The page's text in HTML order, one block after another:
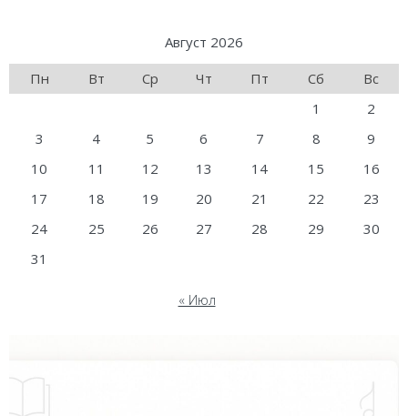
Август 2026
Пн
Вт Ср Чт Пт Сб
Вс
1
2
3
4 5 6 7 8
9
10
11 12 13 14 15
16
17
18 19 20 21 22
23
24
25 26 27 28 29
30
31
« Июл